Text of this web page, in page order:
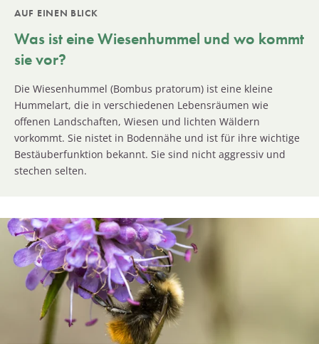
AUF EINEN BLICK
Was ist eine Wiesenhummel und wo kommt
sie vor?
Die Wiesenhummel (Bombus pratorum) ist eine kleine
Hummelart, die in verschiedenen Lebensräumen wie
offenen Landschaften, Wiesen und lichten Wäldern
vorkommt. Sie nistet in Bodennähe und ist für ihre wichtige
Bestäuberfunktion bekannt. Sie sind nicht aggressiv und
stechen selten.